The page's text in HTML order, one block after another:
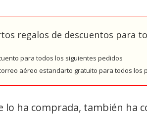
regalos de descuentos para
para todos los siguientes pedidos
aéreo estandarto gratuito para todos los
lo ha comprada, también ha